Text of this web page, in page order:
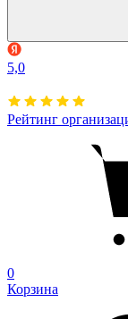
5,0
Рейтинг
0
Корзина